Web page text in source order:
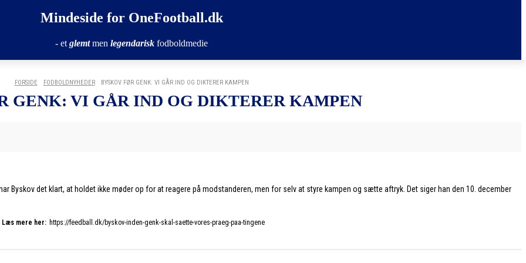
Mindeside for OneFootball.dk
- et glemtmen legendarisk fodboldmedie
FORSIDE FODBOLDNYHEDER BYSKOV FØR GENK: VI GÅR IND OG DIKTERER KAMPEN
GENK: VI GÅR IND OG DIKTERER KAMPEN
Byskov det klart, at holdet ikke møder op for at reagere på modstanderen, men for selv at styre kampen og sætte aftryk. Det siger han den 10. december
Læs mere her: https://feedball.dk/byskov-inden-genk-skal-saette-vores-praeg-paa-tingene